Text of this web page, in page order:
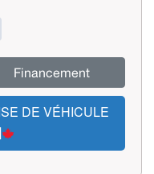
Financement
DE VÉHICULE